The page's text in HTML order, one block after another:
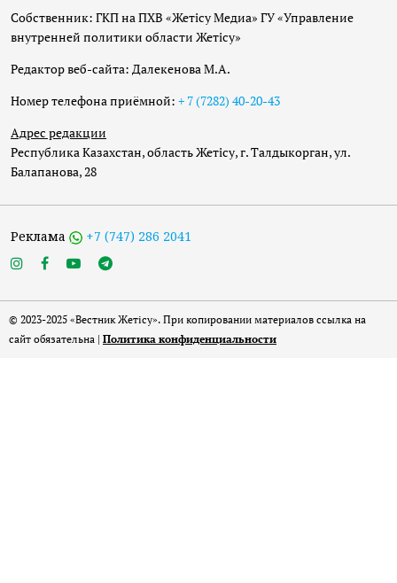
Собственник: ГКП на ПХВ «Жетісу Медиа» ГУ «Управление
внутренней политики области Жетісу»
Редактор веб-сайта: Далекенова М.А.
Номер телефона приёмной: + 7 (7282) 40-20-43
Адрес редакции
Республика Казахстан, область Жетісу, г. Талдыкорган, ул.
Балапанова, 28
Реклама +7 (747) 286 2041
© 2023-2025 «Вестник Жетісу». При копировании материалов ссылка на
сайт обязательна | Политика конфиденциальности